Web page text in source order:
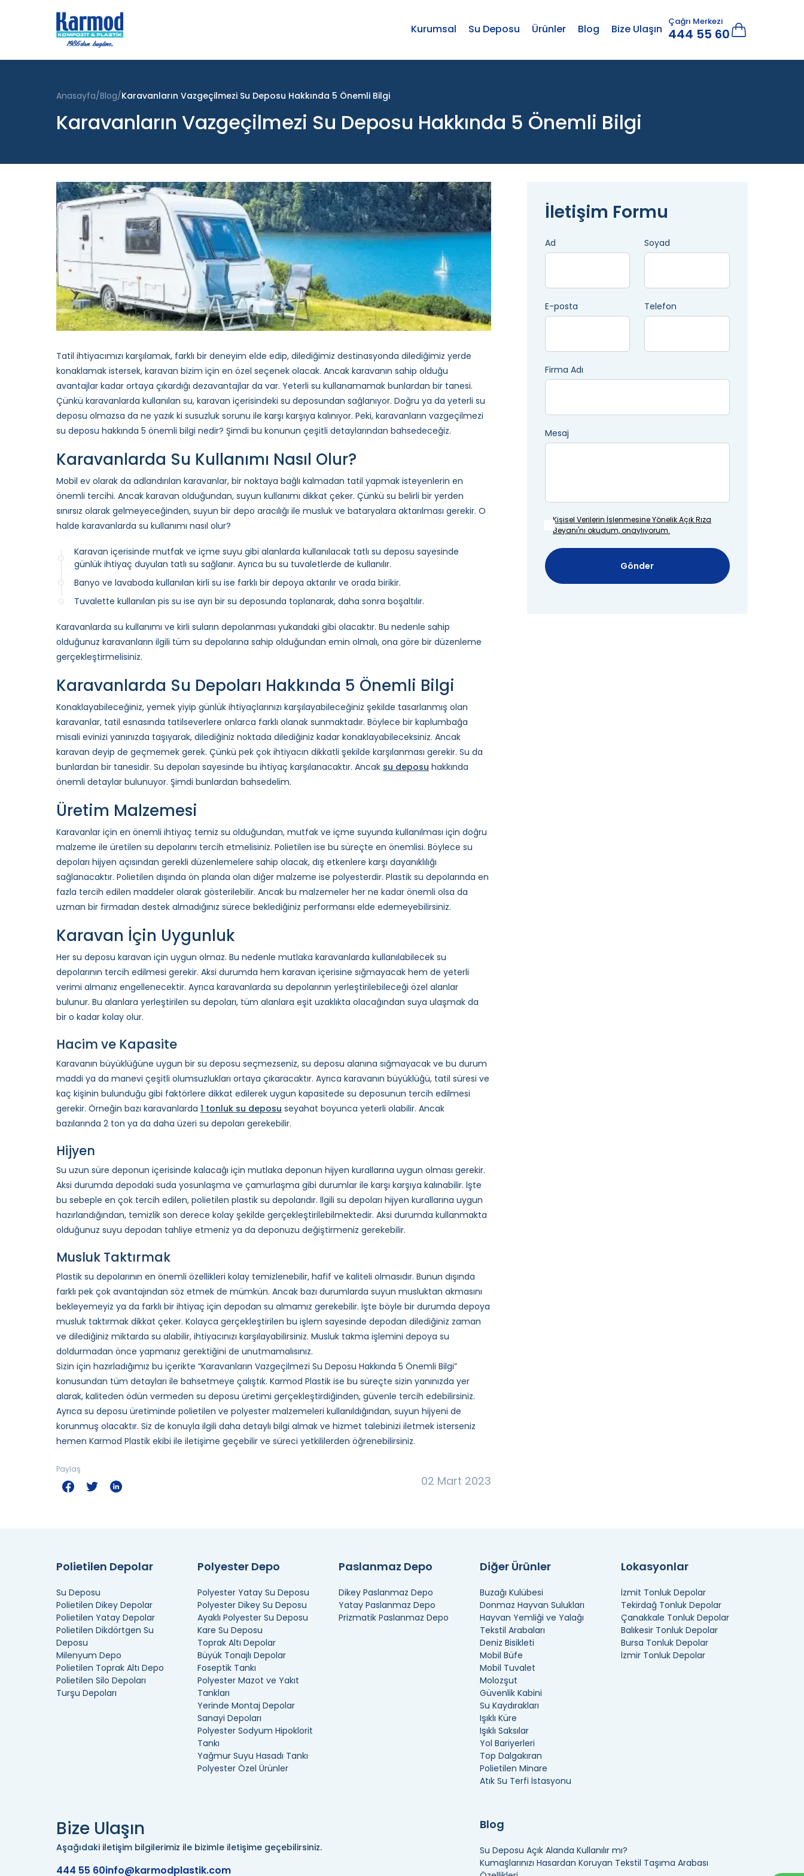
Kurumsal Su Deposu Ürünler Blog Bize Ulaşın
Çağrı Merkezi
444 55 60
Anasayfa Blog Karavanların Vazgeçilmezi Su Deposu Hakkında 5 Önemli Bilgi
Karavanların Vazgeçilmezi Su Deposu Hakkında 5 Önemli Bilgi
Tatil ihtiyacımızı karşılamak, farklı bir deneyim elde edip, dilediğimiz destinasyonda dilediğimiz yerde
konaklamak istersek, karavan bizim için en özel seçenek olacak. Ancak karavanın sahip olduğu
avantajlar kadar ortaya çıkardığı dezavantajlar da var. Yeterli su kullanamamak bunlardan bir tanesi.
Çünkü karavanlarda kullanılan su, karavan içerisindeki su deposundan sağlanıyor. Doğru ya da yeterli su
deposu olmazsa da ne yazık ki susuzluk sorunu ile karşı karşıya kalınıyor. Peki, karavanların vazgeçilmezi
su deposu hakkında 5 önemli bilgi nedir? Şimdi bu konunun çeşitli detaylarından bahsedeceğiz.
Karavanlarda Su Kullanımı Nasıl Olur?
Mobil ev olarak da adlandırılan karavanlar, bir noktaya bağlı kalmadan tatil yapmak isteyenlerin en
önemli tercihi. Ancak karavan olduğundan, suyun kullanımı dikkat çeker. Çünkü su belirli bir yerden
sınırsız olarak gelmeyeceğinden, suyun bir depo aracılığı ile musluk ve bataryalara aktarılması gerekir. O
halde karavanlarda su kullanımı nasıl olur?
Karavan içerisinde mutfak ve içme suyu gibi alanlarda kullanılacak tatlı su deposu sayesinde
günlük ihtiyaç duyulan tatlı su sağlanır. Ayrıca bu su tuvaletlerde de kullanılır.
Banyo ve lavaboda kullanılan kirli su ise farklı bir depoya aktarılır ve orada birikir.
Tuvalette kullanılan pis su ise ayrı bir su deposunda toplanarak, daha sonra boşaltılır.
Karavanlarda su kullanımı ve kirli suların depolanması yukarıdaki gibi olacaktır. Bu nedenle sahip
olduğunuz karavanların ilgili tüm su depolarına sahip olduğundan emin olmalı, ona göre bir düzenleme
gerçekleştirmelisiniz.
Karavanlarda Su Depoları Hakkında 5 Önemli Bilgi
Konaklayabileceğiniz, yemek yiyip günlük ihtiyaçlarınızı karşılayabileceğiniz şekilde tasarlanmış olan
karavanlar, tatil esnasında tatilseverlere onlarca farklı olanak sunmaktadır. Böylece bir kaplumbağa
misali evinizi yanınızda taşıyarak, dilediğiniz noktada dilediğiniz kadar konaklayabileceksiniz. Ancak
karavan deyip de geçmemek gerek. Çünkü pek çok ihtiyacın dikkatli şekilde karşılanması gerekir. Su da
bunlardan bir tanesidir. Su depoları sayesinde bu ihtiyaç karşılanacaktır. Ancak su deposu hakkında
önemli detaylar bulunuyor. Şimdi bunlardan bahsedelim.
Üretim Malzemesi
Karavanlar için en önemli ihtiyaç temiz su olduğundan, mutfak ve içme suyunda kullanılması için doğru
malzeme ile üretilen su depolarını tercih etmelisiniz. Polietilen ise bu süreçte en önemlisi. Böylece su
depoları hijyen açısından gerekli düzenlemelere sahip olacak, dış etkenlere karşı dayanıklılığı
sağlanacaktır. Polietilen dışında ön planda olan diğer malzeme ise polyesterdir. Plastik su depolarında en
fazla tercih edilen maddeler olarak gösterilebilir. Ancak bu malzemeler her ne kadar önemli olsa da
uzman bir firmadan destek almadığınız sürece beklediğiniz performansı elde edemeyebilirsiniz.
Karavan İçin Uygunluk
Her su deposu karavan için uygun olmaz. Bu nedenle mutlaka karavanlarda kullanılabilecek su
depolarının tercih edilmesi gerekir. Aksi durumda hem karavan içerisine sığmayacak hem de yeterli
verimi almanız engellenecektir. Ayrıca karavanlarda su depolarının yerleştirilebileceği özel alanlar
bulunur. Bu alanlara yerleştirilen su depoları, tüm alanlara eşit uzaklıkta olacağından suya ulaşmak da
bir o kadar kolay olur.
Hacim ve Kapasite
Karavanın büyüklüğüne uygun bir su deposu seçmezseniz, su deposu alanına sığmayacak ve bu durum
maddi ya da manevi çeşitli olumsuzlukları ortaya çıkaracaktır. Ayrıca karavanın büyüklüğü, tatil süresi ve
kaç kişinin bulunduğu gibi faktörlere dikkat edilerek uygun kapasitede su deposunun tercih edilmesi
gerekir. Örneğin bazı karavanlarda 1 tonluk su deposu seyahat boyunca yeterli olabilir. Ancak
bazılarında 2 ton ya da daha üzeri su depoları gerekebilir.
Hijyen
Su uzun süre deponun içerisinde kalacağı için mutlaka deponun hijyen kurallarına uygun olması gerekir.
Aksi durumda depodaki suda yosunlaşma ve çamurlaşma gibi durumlar ile karşı karşıya kalınabilir. İşte
bu sebeple en çok tercih edilen, polietilen plastik su depolarıdır. İlgili su depoları hijyen kurallarına uygun
hazırlandığından, temizlik son derece kolay şekilde gerçekleştirilebilmektedir. Aksi durumda kullanmakta
olduğunuz suyu depodan tahliye etmeniz ya da deponuzu değiştirmeniz gerekebilir.
Musluk Taktırmak
Plastik su depolarının en önemli özellikleri kolay temizlenebilir, hafif ve kaliteli olmasıdır. Bunun dışında
farklı pek çok avantajından söz etmek de mümkün. Ancak bazı durumlarda suyun musluktan akmasını
bekleyemeyiz ya da farklı bir ihtiyaç için depodan su almamız gerekebilir. İşte böyle bir durumda depoya
musluk taktırmak dikkat çeker. Kolayca gerçekleştirilen bu işlem sayesinde depodan dilediğiniz zaman
ve dilediğiniz miktarda su alabilir, ihtiyacınızı karşılayabilirsiniz. Musluk takma işlemini depoya su
doldurmadan önce yapmanız gerektiğini de unutmamalısınız.
Sizin için hazırladığımız bu içerikte “Karavanların Vazgeçilmezi Su Deposu Hakkında 5 Önemli Bilgi”
konusundan tüm detayları ile bahsetmeye çalıştık. Karmod Plastik ise bu süreçte sizin yanınızda yer
alarak, kaliteden ödün vermeden su deposu üretimi gerçekleştirdiğinden, güvenle tercih edebilirsiniz.
Ayrıca su deposu üretiminde polietilen ve polyester malzemeleri kullanıldığından, suyun hijyeni de
korunmuş olacaktır. Siz de konuyla ilgili daha detaylı bilgi almak ve hizmet talebinizi iletmek isterseniz
hemen Karmod Plastik ekibi ile iletişime geçebilir ve süreci yetkililerden öğrenebilirsiniz.
02 Mart 2023
Paylaş
İletişim Formu
Ad Soyad
E-posta Telefon
Firma Adı
Mesaj
Kişisel Verilerin İşlenmesineYönelik Açık Rıza
Beyanı'nı okudum, onaylıyorum.
Gönder
Polietilen Depolar
Su Deposu
Polietilen Dikey Depolar
Polietilen Yatay Depolar
Polietilen Dikdörtgen Su
Deposu
Milenyum Depo
Polietilen Toprak Altı Depo
Polietilen Silo Depoları
Turşu Depoları
Polyester Depo
Polyester Yatay Su Deposu
Polyester Dikey Su Deposu
Ayaklı Polyester Su Deposu
Kare Su Deposu
Toprak Altı Depolar
Büyük Tonajlı Depolar
Foseptik Tankı
Polyester Mazot ve Yakıt
Tankları
Yerinde Montaj Depolar
Sanayi Depoları
Polyester Sodyum Hipoklorit
Tankı
Yağmur Suyu Hasadı Tankı
Polyester Özel Ürünler
Paslanmaz Depo
Dikey Paslanmaz Depo
Yatay Paslanmaz Depo
Prizmatik Paslanmaz Depo
Diğer Ürünler
Buzağı Kulübesi
Donmaz Hayvan Sulukları
Hayvan Yemliği ve Yalağı
Tekstil Arabaları
Deniz Bisikleti
Mobil Büfe
Mobil Tuvalet
Molozşut
Güvenlik Kabini
Su Kaydırakları
Işıklı Küre
Işıklı Saksılar
Yol Bariyerleri
Top Dalgakıran
Polietilen Minare
Atık Su Terfi İstasyonu
Lokasyonlar
İzmit Tonluk Depolar
Tekirdağ Tonluk Depolar
Çanakkale Tonluk Depolar
Balıkesir Tonluk Depolar
Bursa Tonluk Depolar
İzmir Tonluk Depolar
Bize Ulaşın
Aşağıdaki iletişim bilgilerimiz ile bizimle iletişime geçebilirsiniz.
444 55 60info@karmodplastik.com
Blog
Su Deposu Açık Alanda Kullanılır mı?
Kumaşlarınızı Hasardan Koruyan Tekstil Taşıma Arabası